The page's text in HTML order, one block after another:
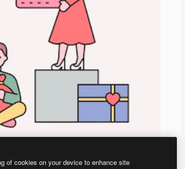
of cookies on your device to enhance site